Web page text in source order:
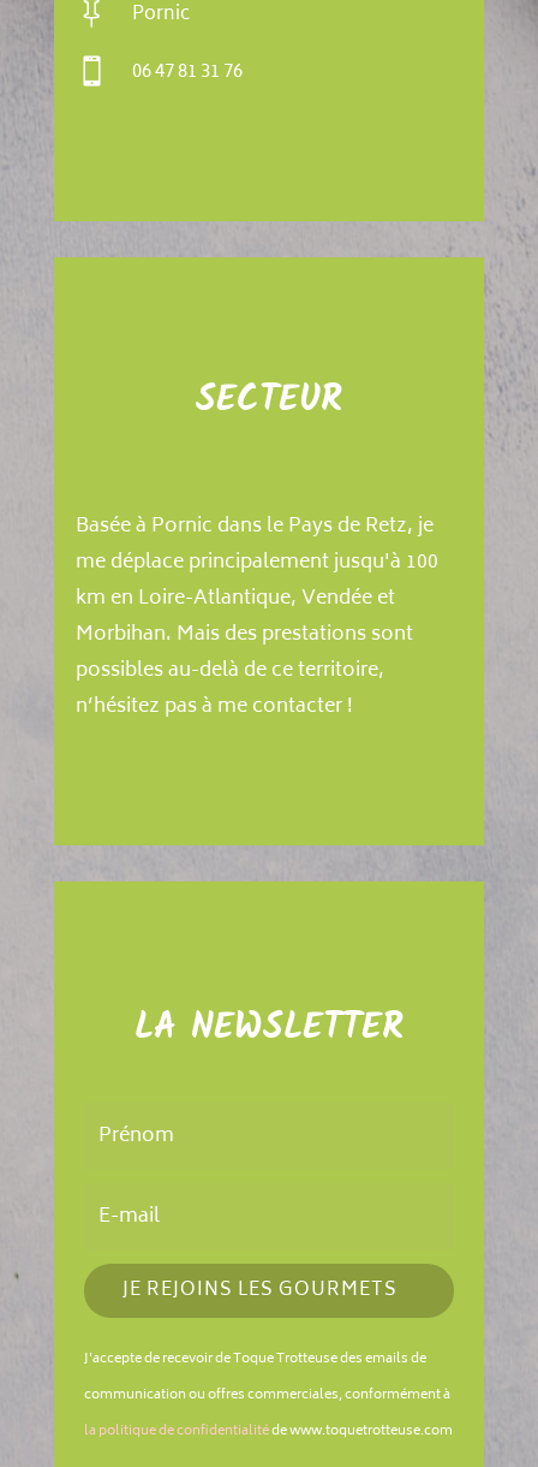
 Pornic
 06 47 81 31 76
SECTEUR
Basée à Pornic dans le Pays de Retz, je
me déplace principalement jusqu'à 100
km en Loire-Atlantique, Vendée et
Morbihan. Mais des prestations sont
possibles au-delà de ce territoire,
n’hésitez pas à me contacter !
LA NEWSLETTER
JE REJOINS LES GOURMETS
J'accepte de recevoir de Toque Trotteuse des emails de
communication ou offres commerciales, conformément à
la politique de confidentialitéde www.toquetrotteuse.com